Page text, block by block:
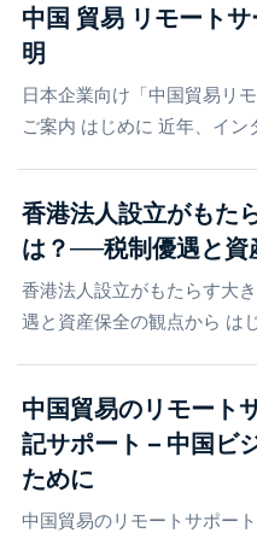
中国 貿易 リモート
明
日本企業向け「中国貿易リ
ご案内 はじめに 近年、イ
香港法人設立がもた
は？──税制優遇と資
香港法人設立がもたらす大
遇と資産保全の観点から は
中国貿易のリモート
記サポート – 中国ビ
ために
中国貿易のリモートサポー